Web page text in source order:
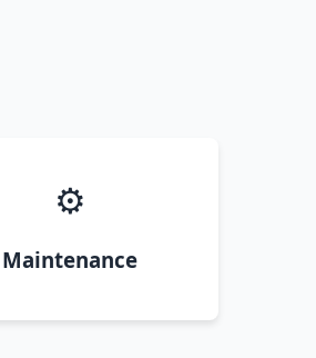
⚙️
Maintenance